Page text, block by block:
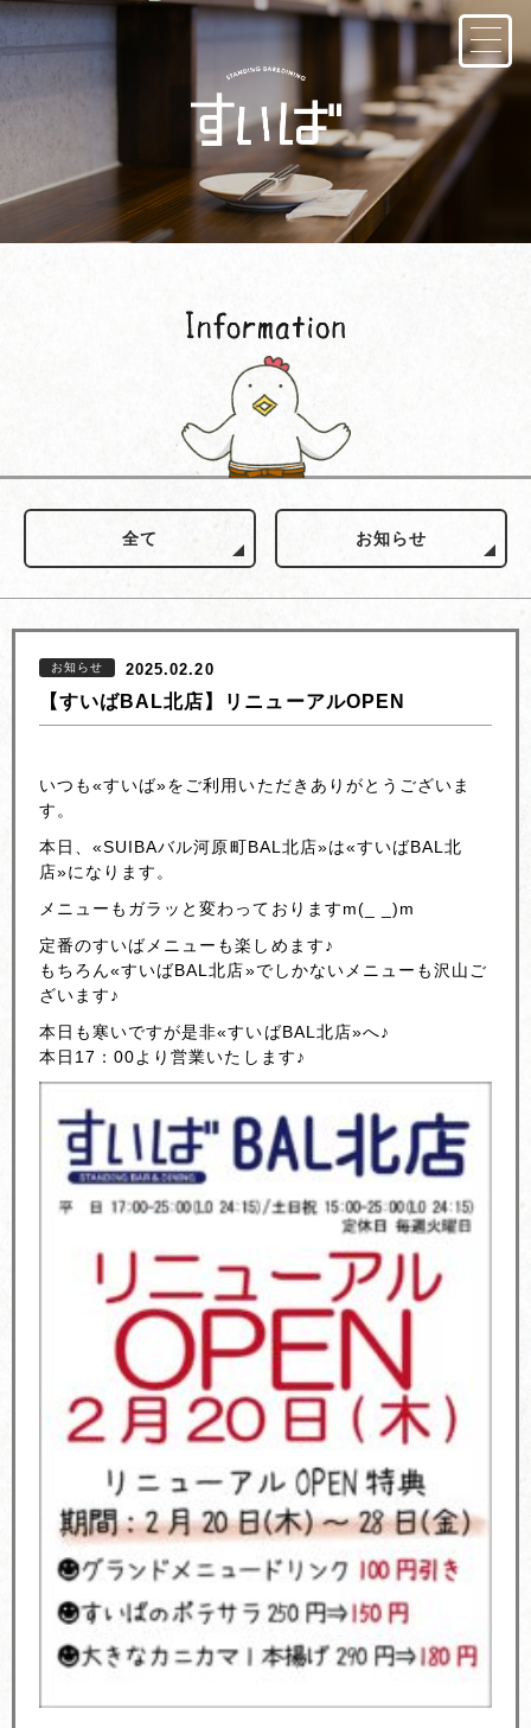
全て お知らせ
お知らせ 2025.02.20
【すいばBAL北店】リニューアルOPEN
いつも«すいば»をご利用いただきありがとうございま
す。
本日、«SUIBAバル河原町BAL北店»は«すいばBAL北
店»になります。
メニューもガラッと変わっておりますm(_ _)m
定番のすいばメニューも楽しめます♪
もちろん«すいばBAL北店»でしかないメニューも沢山ご
ざいます♪
本日も寒いですが是非«すいばBAL北店»へ♪
本日17：00より営業いたします♪